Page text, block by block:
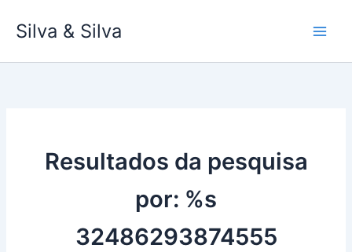
para
conteúdo
Silva & Silva
Resultados da pesquisa
por: %s
32486293874555